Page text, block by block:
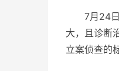
7月24
大，且诊断
立案侦查的